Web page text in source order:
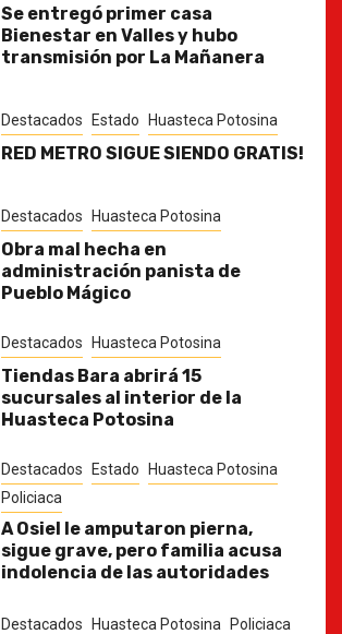
Se entregó primer casa
Bienestar en Valles y hubo
transmisión por La Mañanera
Destacados Estado Huasteca Potosina
RED METRO SIGUE SIENDO GRATIS!
Destacados Huasteca Potosina
Obra mal hecha en
administración panista de
Pueblo Mágico
Destacados Huasteca Potosina
Tiendas Bara abrirá 15
sucursales al interior de la
Huasteca Potosina
Destacados Estado
Huasteca Potosina
Policiaca
A Osiel le amputaron pierna,
sigue grave, pero familia acusa
indolencia de las autoridades
Destacados Huasteca Potosina Policiaca